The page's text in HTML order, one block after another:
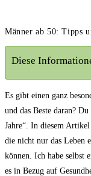
Männer ab 50: Tipps
Diese
Es gibt einen ganz
und das Beste daran?
Jahre“. In diesem
die nicht nur das Leben
können. Ich habe selbst
es in Bezug auf